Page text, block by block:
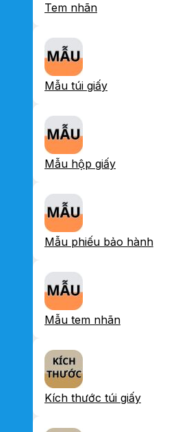
Tem nhãn
Mẫu túi giấy
Mẫu hộp giấy
Mẫu phiếu bảo hành
Mẫu tem nhãn
Kích thước túi giấy